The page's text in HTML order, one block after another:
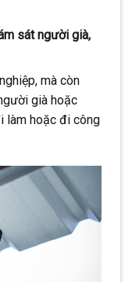
sát người già,
mà còn
già hoặc
làm hoặc đi công